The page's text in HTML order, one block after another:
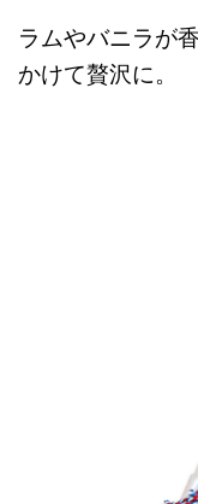
ラムやバニラが
かけて贅沢に。